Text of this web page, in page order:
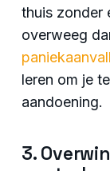
thuis zonder
overweeg
leren om je
aandoening.
3.